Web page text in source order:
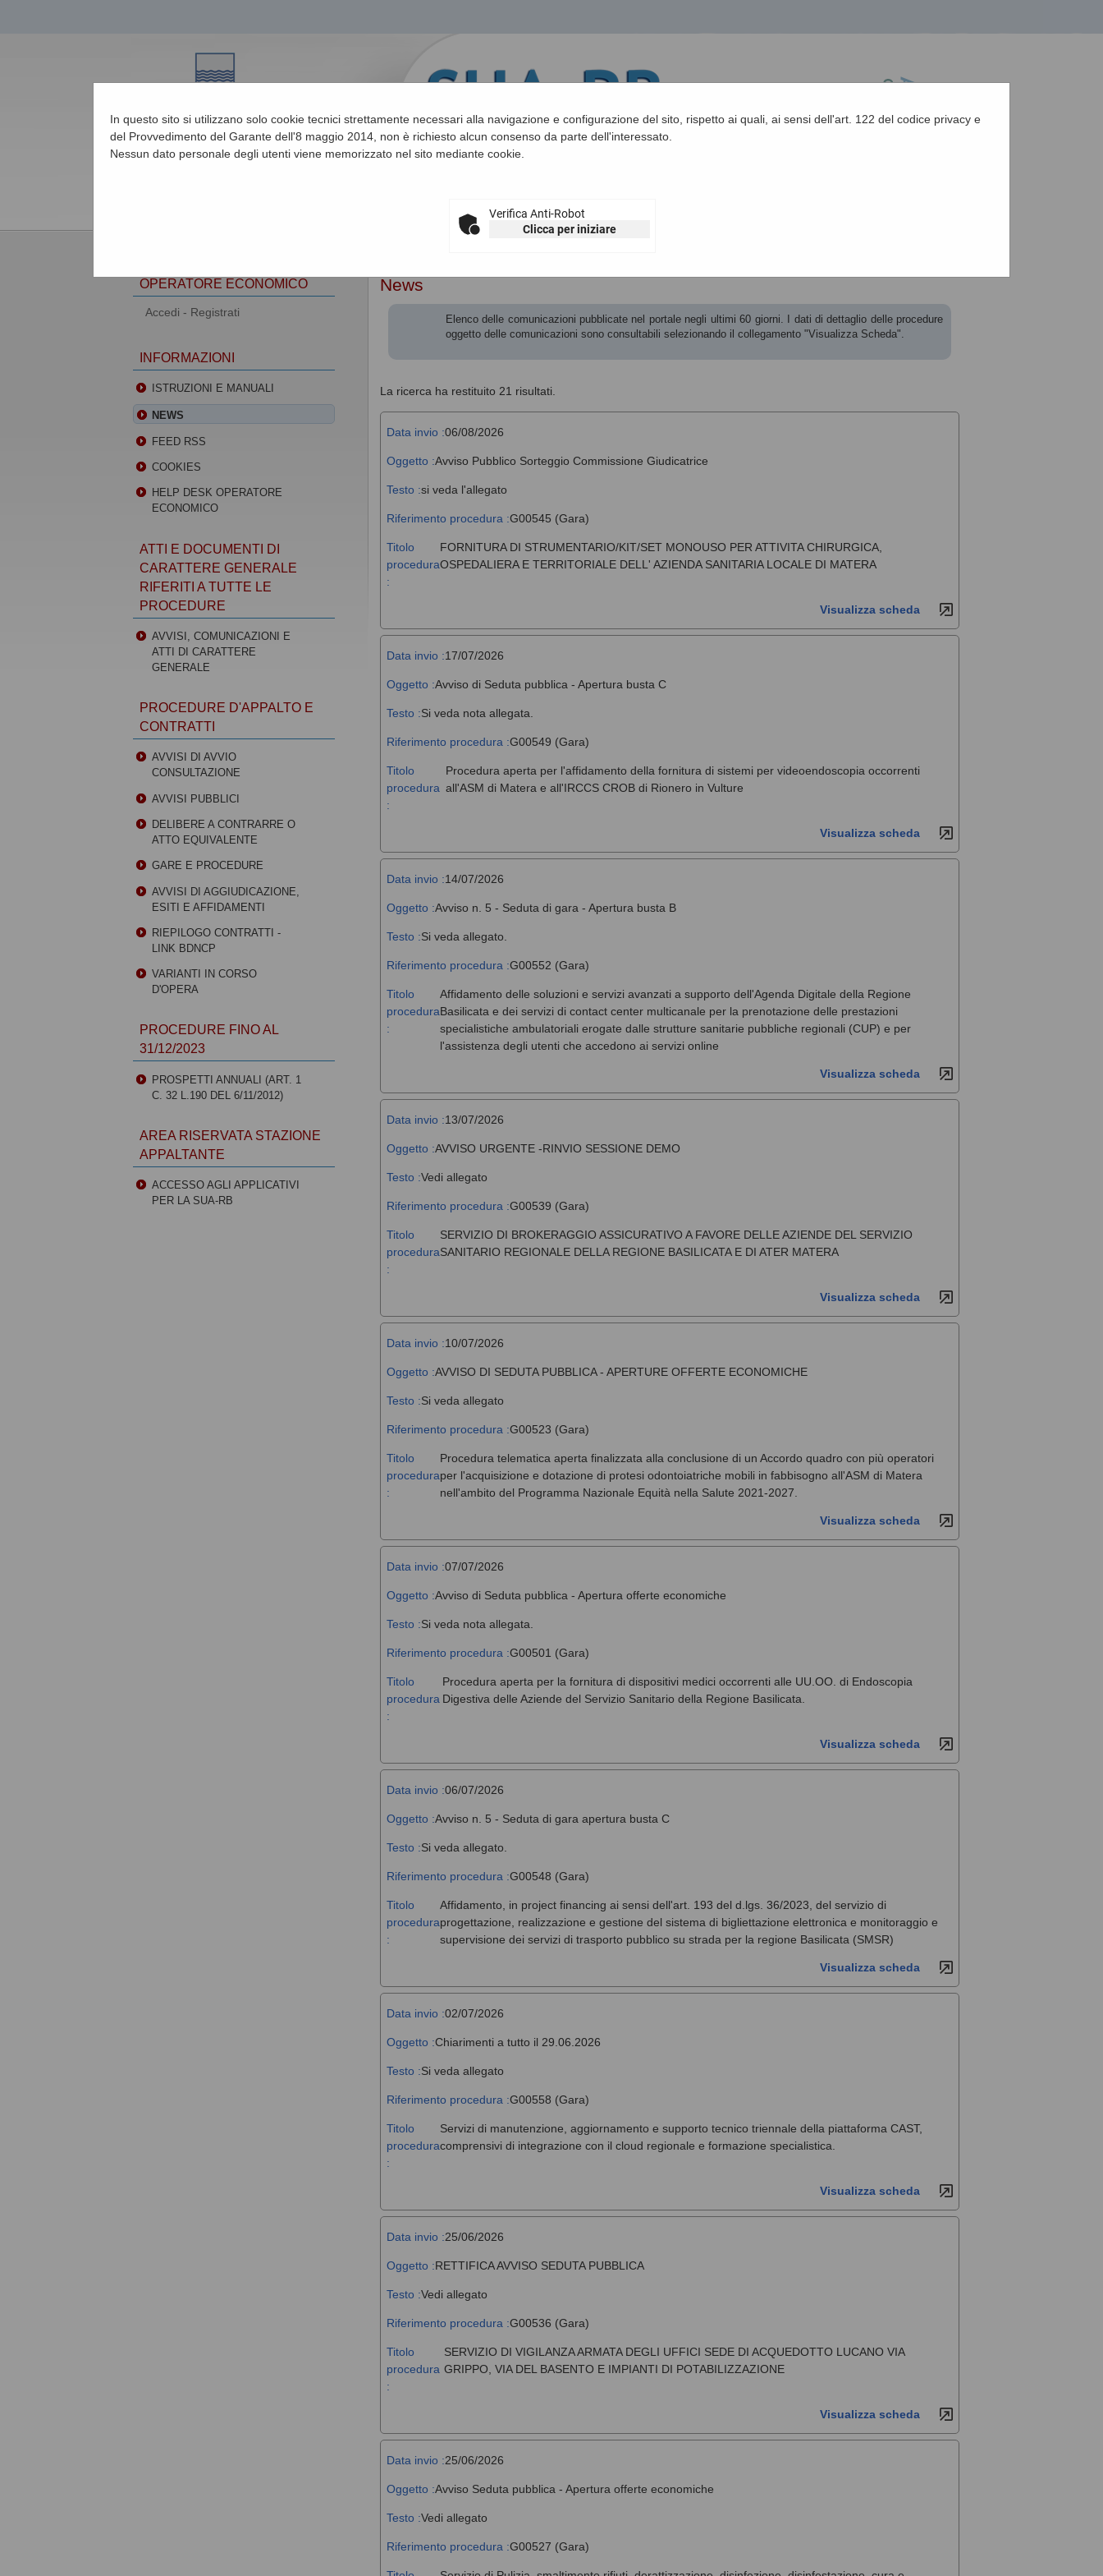
Informazioni »News
In questo sito si utilizzano solo cookie tecnici strettamente necessari alla navigazione e configurazione del sito, rispetto ai quali, ai sensi dell'art. 122 del codice privacy e
del Provvedimento del Garante dell'8 maggio 2014, non è richiesto alcun consenso da parte dell'interessato.
Nessun dato personale degli utenti viene memorizzato nel sito mediante cookie.
Verifica Anti-Robot
Clicca per iniziare
News
Elenco delle comunicazioni pubblicate nel portale negli ultimi 60 giorni. I dati di dettaglio delle procedure
oggetto delle comunicazioni sono consultabili selezionando il collegamento "Visualizza Scheda".
La ricerca ha restituito 21 risultati.
Data invio :06/08/2026
Oggetto :Avviso Pubblico Sorteggio Commissione Giudicatrice
Testo :si veda l'allegato
Riferimento procedura :G00545 (Gara)
Titolo
procedura
:
FORNITURA DI STRUMENTARIO/KIT/SET MONOUSO PER ATTIVITA CHIRURGICA,
OSPEDALIERA E TERRITORIALE DELL' AZIENDA SANITARIA LOCALE DI MATERA
Visualizza scheda
Data invio :17/07/2026
Oggetto :Avviso di Seduta pubblica - Apertura busta C
Testo :Si veda nota allegata.
Riferimento procedura :G00549 (Gara)
Titolo
procedura
:
Procedura aperta per l'affidamento della fornitura di sistemi per videoendoscopia occorrenti
all'ASM di Matera e all'IRCCS CROB di Rionero in Vulture
Visualizza scheda
Data invio :14/07/2026
Oggetto :Avviso n. 5 - Seduta di gara - Apertura busta B
Testo :Si veda allegato.
Riferimento procedura :G00552 (Gara)
Titolo
procedura
:
Affidamento delle soluzioni e servizi avanzati a supporto dell'Agenda Digitale della Regione
Basilicata e dei servizi di contact center multicanale per la prenotazione delle prestazioni
specialistiche ambulatoriali erogate dalle strutture sanitarie pubbliche regionali (CUP) e per
l'assistenza degli utenti che accedono ai servizi online
Visualizza scheda
Data invio :13/07/2026
Oggetto :AVVISO URGENTE -RINVIO SESSIONE DEMO
Testo :Vedi allegato
Riferimento procedura :G00539 (Gara)
Titolo
procedura
:
SERVIZIO DI BROKERAGGIO ASSICURATIVO A FAVORE DELLE AZIENDE DEL SERVIZIO
SANITARIO REGIONALE DELLA REGIONE BASILICATA E DI ATER MATERA
Visualizza scheda
Data invio :10/07/2026
Oggetto :AVVISO DI SEDUTA PUBBLICA - APERTURE OFFERTE ECONOMICHE
Testo :Si veda allegato
Riferimento procedura :G00523 (Gara)
Titolo
procedura
:
Procedura telematica aperta finalizzata alla conclusione di un Accordo quadro con più operatori
per l'acquisizione e dotazione di protesi odontoiatriche mobili in fabbisogno all'ASM di Matera
nell'ambito del Programma Nazionale Equità nella Salute 2021-2027.
Visualizza scheda
Data invio :07/07/2026
Oggetto :Avviso di Seduta pubblica - Apertura offerte economiche
Testo :Si veda nota allegata.
Riferimento procedura :G00501 (Gara)
Titolo
procedura
:
Procedura aperta per la fornitura di dispositivi medici occorrenti alle UU.OO. di Endoscopia
Digestiva delle Aziende del Servizio Sanitario della Regione Basilicata.
Visualizza scheda
Data invio :06/07/2026
Oggetto :Avviso n. 5 - Seduta di gara apertura busta C
Testo :Si veda allegato.
Riferimento procedura :G00548 (Gara)
Titolo
procedura
:
Affidamento, in project financing ai sensi dell'art. 193 del d.lgs. 36/2023, del servizio di
progettazione, realizzazione e gestione del sistema di bigliettazione elettronica e monitoraggio e
supervisione dei servizi di trasporto pubblico su strada per la regione Basilicata (SMSR)
Visualizza scheda
Data invio :02/07/2026
Oggetto :Chiarimenti a tutto il 29.06.2026
Testo :Si veda allegato
Riferimento procedura :G00558 (Gara)
Titolo
procedura
:
Servizi di manutenzione, aggiornamento e supporto tecnico triennale della piattaforma CAST,
comprensivi di integrazione con il cloud regionale e formazione specialistica.
Visualizza scheda
Data invio :25/06/2026
Oggetto :RETTIFICA AVVISO SEDUTA PUBBLICA
Testo :Vedi allegato
Riferimento procedura :G00536 (Gara)
Titolo
procedura
:
SERVIZIO DI VIGILANZA ARMATA DEGLI UFFICI SEDE DI ACQUEDOTTO LUCANO VIA
GRIPPO, VIA DEL BASENTO E IMPIANTI DI POTABILIZZAZIONE
Visualizza scheda
Data invio :25/06/2026
Oggetto :Avviso Seduta pubblica - Apertura offerte economiche
Testo :Vedi allegato
Riferimento procedura :G00527 (Gara)
OPERATORE ECONOMICO
Accedi - Registrati
INFORMAZIONI
ISTRUZIONI E MANUALI
NEWS
FEED RSS
COOKIES
HELP DESK OPERATORE
ECONOMICO
ATTI E DOCUMENTI DI
CARATTERE GENERALE
RIFERITI A TUTTE LE
PROCEDURE
AVVISI, COMUNICAZIONI E
ATTI DI CARATTERE
GENERALE
PROCEDURE D'APPALTO E
CONTRATTI
AVVISI DI AVVIO
CONSULTAZIONE
AVVISI PUBBLICI
DELIBERE A CONTRARRE O
ATTO EQUIVALENTE
GARE E PROCEDURE
AVVISI DI AGGIUDICAZIONE,
ESITI E AFFIDAMENTI
RIEPILOGO CONTRATTI -
LINK BDNCP
VARIANTI IN CORSO
D'OPERA
PROCEDURE FINO AL
31/12/2023
PROSPETTI ANNUALI (ART. 1
C. 32 L.190 DEL 6/11/2012)
AREA RISERVATA STAZIONE
APPALTANTE
ACCESSO AGLI APPLICATIVI
PER LA SUA-RB